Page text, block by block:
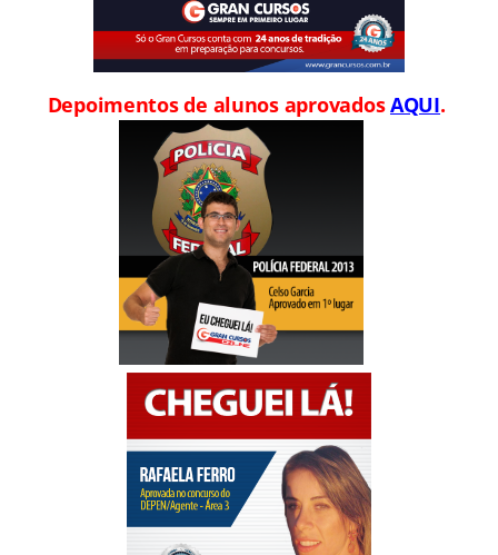
Depoimentos de alunos aprovadosAQUI.